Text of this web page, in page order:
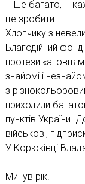
– Це багато, –
це зробити.
Хлопчику з
Благодійний
протези
знайомі і
з
приходили
пунктів України.
військові,
У Корюківці
Минув рік.